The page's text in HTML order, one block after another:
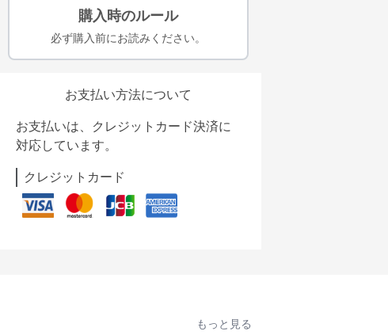
購入時のルール
必ず購入前にお読みください。
お支払い方法について
お支払いは、クレジットカード決済に
対応しています。
クレジットカード
もっと見る